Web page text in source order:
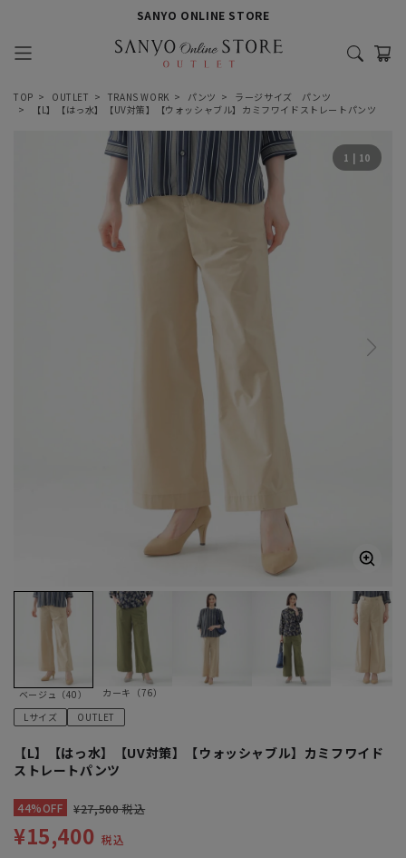
SANYO ONLINE STORE
TOP OUTLET TRANS WORK パンツ
ラージサイズ パンツ
【L】【はっ水】【UV対策】【ウォッシャブル】カミフワイドストレートパンツ
1 | 10
ベージュ（40）
カーキ（76）
Lサイズ
OUTLET
【L】【はっ水】【UV対策】【ウォッシャブル】カミフワイド
ストレートパンツ
44%OFF ¥27,500 税込
¥15,400 税込